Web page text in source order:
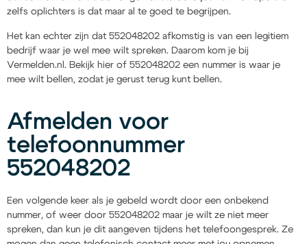
zelfs oplichters is dat maar al te goed te begrijpen.
Het kan echter zijn dat 552048202 afkomstig is van een legitiem
bedrijf waar je wel mee wilt spreken. Daarom kom je bij
Vermelden.nl. Bekijk hier of 552048202 een nummer is waar je
mee wilt bellen, zodat je gerust terug kunt bellen.
Afmelden voor
telefoonnummer
552048202
Een volgende keer als je gebeld wordt door een onbekend
nummer, of weer door 552048202 maar je wilt ze niet meer
spreken, dan kun je dit aangeven tijdens het telefoongesprek. Ze